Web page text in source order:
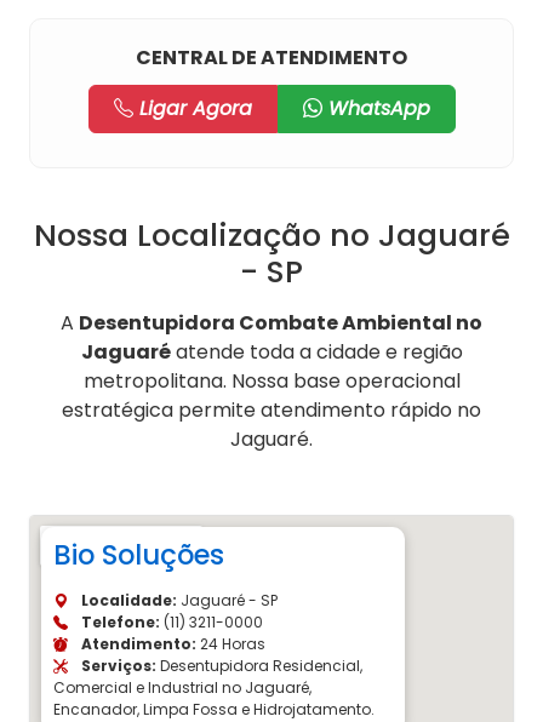
CENTRAL DE ATENDIMENTO
Ligar Agora
WhatsApp
Nossa Localização no Jaguaré
- SP
A Desentupidora Combate Ambiental no
Jaguaréatende toda a cidade e região
metropolitana. Nossa base operacional
estratégica permite atendimento rápido no
Jaguaré.
Bio Soluções
Localidade: Jaguaré - SP
Telefone: (11) 3211-0000
Atendimento: 24 Horas
Serviços: Desentupidora Residencial,
Comercial e Industrial no Jaguaré,
Encanador, Limpa Fossa e Hidrojatamento.